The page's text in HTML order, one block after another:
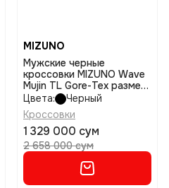
MIZUNO
Мужские черные
кроссовки MIZUNO Wave
Mujin TL Gore-Tex размер
9
Цвета:
Черный
Кроссовки
1 329 000 сум
2 658 000 сум